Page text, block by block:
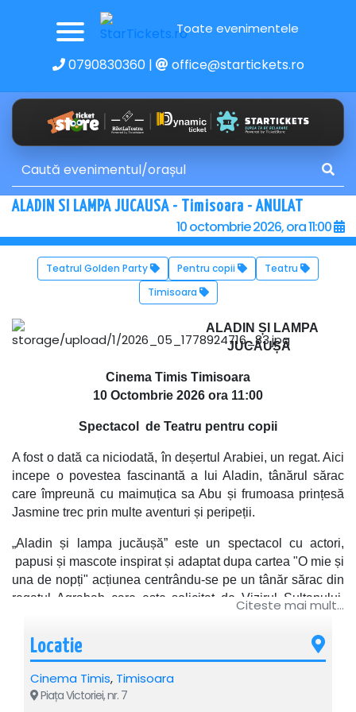
Toate evenimentele
0790830360| office@startickets.ro
ALADIN SI LAMPA JUCAUSA - Timisoara - ANULAT
10 octombrie 2026, ora 11:00
Teatrul Golden Party Pentru copii
Teatru
Timisoara
ALADIN ȘI LAMPA
JUCĂUȘĂ
Cinema Timis Timisoara
10 Octombrie 2026 ora 11:00
Spectacol de Teatru pentru copii
A fost o dată ca niciodată, în deșertul Arabiei, un regat. Aici
incepe o povestea fascinantă a lui Aladin, tânărul sărac
care împreună cu maimuțica sa Abu și frumoasa prințesă
Jasmine trec prin multe aventuri și peripeții.
„Aladin și lampa jucăușă” este un spectacol cu actori,
papusi și mascote inspirat și adaptat dupa cartea "O mie și
una de nopți" acțiunea centrându-se pe un tânăr sărac din
regatul Agrabah care este solicitat de Vizirul Sultanului,
o peșteră împreună cu multe comori.
Copiii pot dansa și cânta alături de actorii din spectacol , și
bineînțeles alături de duhul magic care are o energie
molipsitoare.
Citeste mai mult...
Locatie
Cinema Timis, Timisoara
Piața Victoriei, nr. 7